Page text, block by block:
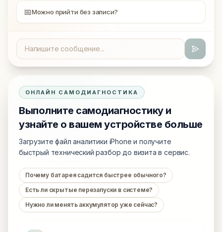
📅Можно прийти без записи?
ОНЛАЙН САМОДИАГНОСТИКА
Выполните самодиагностику и
узнайте о вашем устройстве больше
Загрузите файл аналитики iPhone и получите
быстрый технический разбор до визита в сервис.
Почему батарея садится быстрее обычного?
Есть ли скрытые перезапуски в системе?
Нужно ли менять аккумулятор уже сейчас?